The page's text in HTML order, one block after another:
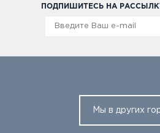
ПОДПИШИТЕСЬ НА
Мы в других